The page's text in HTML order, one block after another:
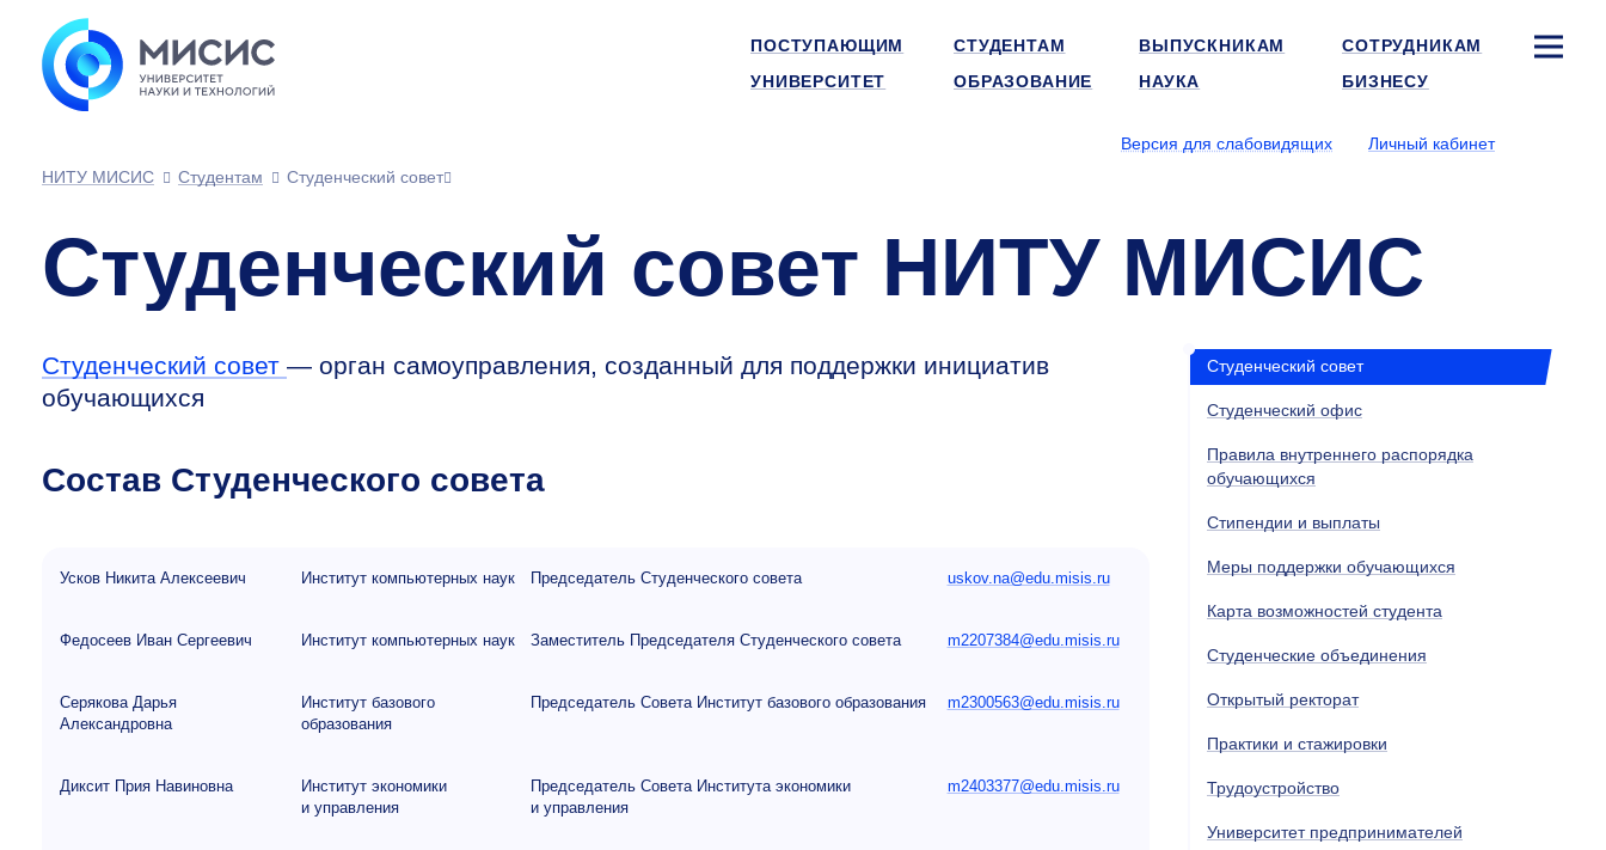
ПОСТУПАЮЩИМ СТУДЕНТАМ ВЫПУСКНИКАМ
СОТРУДНИКАМ
УНИВЕРСИТЕТ
ОБРАЗОВАНИЕ НАУКА БИЗНЕСУ
Версия для слабовидящих
Личный кабинет
НИТУ МИСИС
Студентам Студенческий совет
Студенческий совет НИТУ МИСИС
Студенческий совет — орган самоуправления, созданный для поддержки инициатив
обучающихся
Состав Студенческого совета
Усков Никита Алексеевич Институт компьютерных наук Председатель Студенческого совета uskov.na@edu.misis.ru
Федосеев Иван Сергеевич Институт компьютерных наук Заместитель Председателя Студенческого совета m2207384@edu.misis.ru
Серякова Дарья
Александровна
Институт базового
образования
Председатель Совета Институт базового образования m2300563@edu.misis.ru
Диксит Прия Навиновна
Институт экономики
и управления
Председатель Совета Института экономики
и управления
m2403377@edu.misis.ru
Студенческий совет
Студенческий офис
Правила внутреннего распорядка
обучающихся
Стипендии и выплаты
Меры поддержки обучающихся
Карта возможностей студента
Студенческие объединения
Открытый ректорат
Практики и стажировки
Трудоустройство
Университет предпринимателей